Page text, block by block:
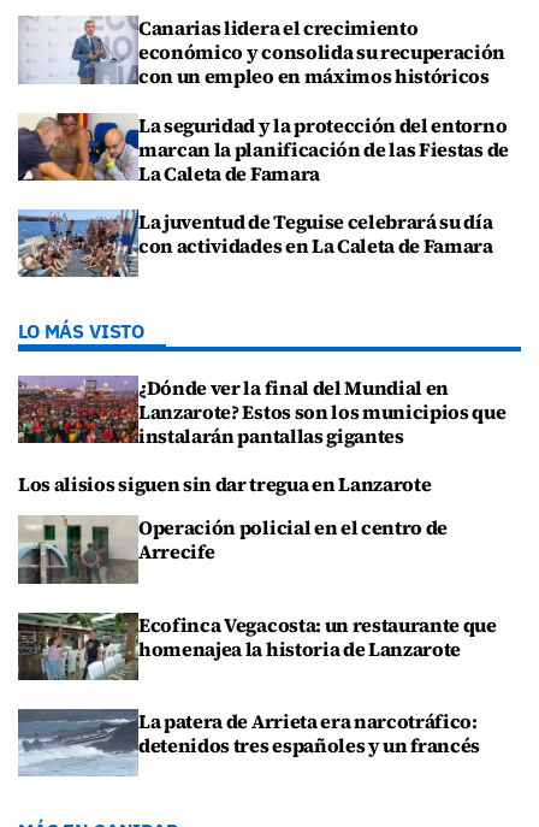
Canarias lidera el crecimiento
económico y consolida su recuperación
con un empleo en máximos históricos
La seguridad y la protección del entorno
marcan la planificación de las Fiestas de
La Caleta de Famara
La juventud de Teguise celebrará su día
con actividades en La Caleta de Famara
LO MÁS VISTO
¿Dónde ver la final del Mundial en
Lanzarote? Estos son los municipios que
instalarán pantallas gigantes
Los alisios siguen sin dar tregua en Lanzarote
Operación policial en el centro de
Arrecife
Ecofinca Vegacosta: un restaurante que
homenajea la historia de Lanzarote
La patera de Arrieta era narcotráfico:
detenidos tres españoles y un francés